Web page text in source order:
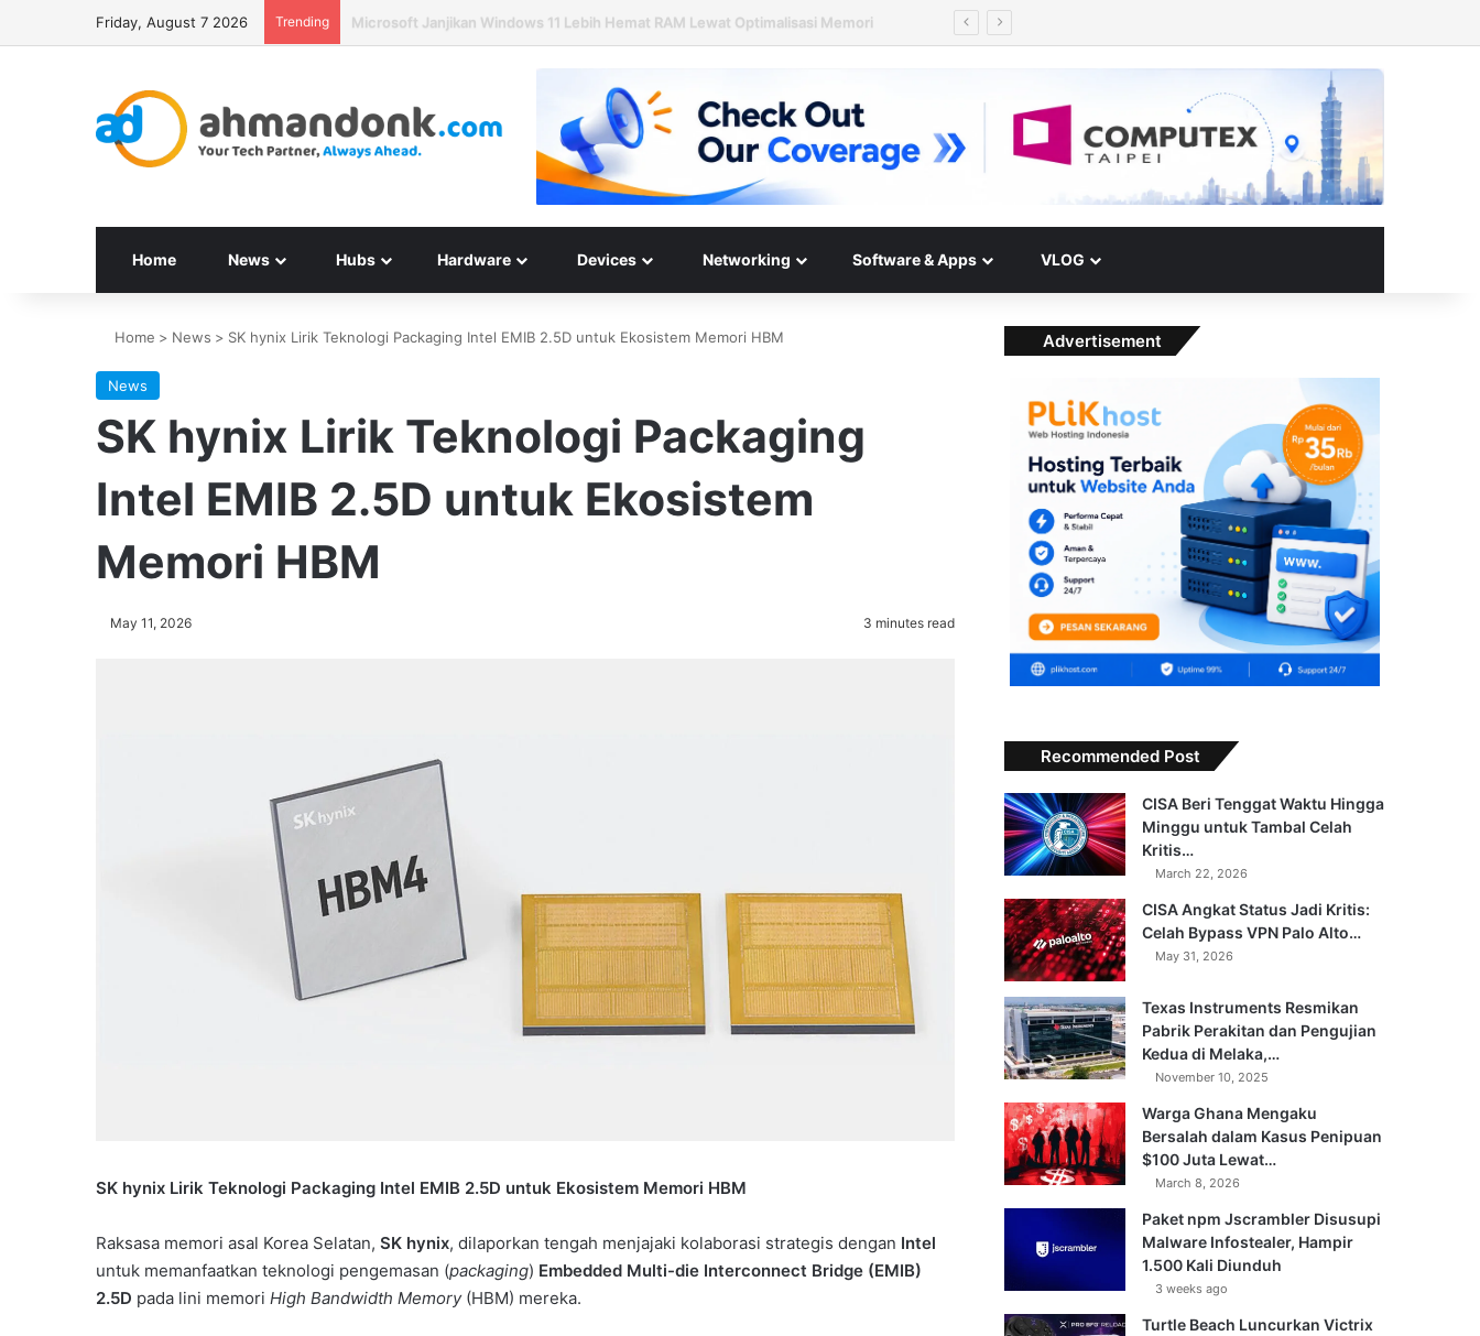
Friday, August 7 2026 Trending Seagate Targetkan Hard Disk HAMR 50 TB Mulai Validasi Pelanggan pada 2027
Home News Hubs Hardware Devices Networking Software & Apps VLOG
Home > News > SK hynix Lirik Teknologi Packaging Intel EMIB 2.5D untuk Ekosistem Memori HBM
News
SK hynix Lirik Teknologi Packaging
Intel EMIB 2.5D untuk Ekosistem
Memori HBM
May 11, 2026 3 minutes read
SK hynix Lirik Teknologi Packaging Intel EMIB 2.5D untuk Ekosistem Memori HBM
Raksasa memori asal Korea Selatan, SK hynix, dilaporkan tengah menjajaki kolaborasi strategis dengan Intel
untuk memanfaatkan teknologi pengemasan (packaging) Embedded Multi-die Interconnect Bridge (EMIB)
2.5D pada lini memori High Bandwidth Memory(HBM) mereka.
Advertisement
Recommended Post
CISA Beri Tenggat Waktu Hingga
Minggu untuk Tambal Celah
Kritis…
March 22, 2026
CISA Angkat Status Jadi Kritis:
Celah Bypass VPN Palo Alto…
May 31, 2026
Texas Instruments Resmikan
Pabrik Perakitan dan Pengujian
Kedua di Melaka,…
November 10, 2025
Warga Ghana Mengaku
Bersalah dalam Kasus Penipuan
$100 Juta Lewat…
March 8, 2026
Paket npm Jscrambler Disusupi
Malware Infostealer, Hampir
1.500 Kali Diunduh
3 weeks ago
Turtle Beach Luncurkan Victrix